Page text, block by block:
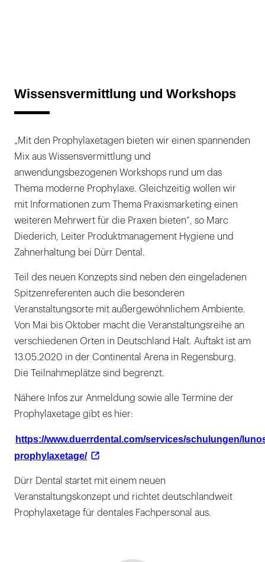
Wissensvermittlung und Workshops
„Mit den Prophylaxetagen bieten wir einen spannenden
Mix aus Wissensvermittlung und
anwendungsbezogenen Workshops rund um das
Thema moderne Prophylaxe. Gleichzeitig wollen wir
mit Informationen zum Thema Praxismarketing einen
weiteren Mehrwert für die Praxen bieten“, so Marc
Diederich, Leiter Produktmanagement Hygiene und
Zahnerhaltung bei Dürr Dental.
Teil des neuen Konzepts sind neben den eingeladenen
Spitzenreferenten auch die besonderen
Veranstaltungsorte mit außergewöhnlichem Ambiente.
Von Mai bis Oktober macht die Veranstaltungsreihe an
verschiedenen Orten in Deutschland Halt. Auftakt ist am
13.05.2020 in der Continental Arena in Regensburg.
Die Teilnahmeplätze sind begrenzt.
Nähere Infos zur Anmeldung sowie alle Termine der
Prophylaxetage gibt es hier:
https://www.duerrdental.com/services/schulungen/
prophylaxetage/
Dürr Dental startet mit einem neuen
Veranstaltungskonzept und richtet deutschlandweit
Prophylaxetage für dentales Fachpersonal aus.